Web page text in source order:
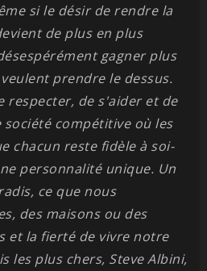
si le désir de rendre la
de plus en plus
gagner plus
prendre le dessus.
respecter, de s'aider et de
compétitive où les
chacun reste fidèle à soi-
personnalité unique. Un
ce que nous
des maisons ou des
et la fierté de vivre notre
les plus chers, Steve Albini,